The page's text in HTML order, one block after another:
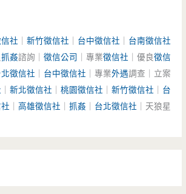
社 ｜新竹徵信社 台中徵信社
台南徵信社
抓姦諮詢｜徵信公司 ｜專業徵信社 ｜優良徵信
徵信社 台中徵信社 ｜專業外遇調查｜立案
｜新北徵信社 ｜桃園徵信社 ｜新竹徵信社
台
｜高雄徵信社 ｜抓姦 台北徵信社 ｜天狼星